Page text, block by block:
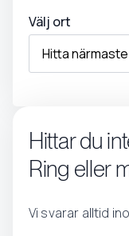
Välj ort
Hittar du
Ring eller
Vi svarar alltid